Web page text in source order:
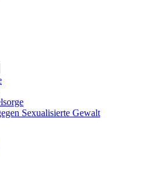
Sexualisierte Gewalt